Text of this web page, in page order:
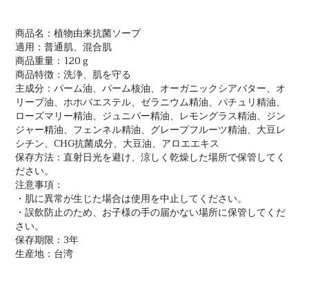
商品名：植物由来抗菌ソープ
適用：普通肌、混合肌
商品重量：120 g
商品特徴：洗浄、肌を守る
主成分：パーム油、パーム核油、オーガニックシアバター、オ
リーブ油、ホホバエステル、ゼラニウム精油、パチュリ精油、
ローズマリー精油、ジュニパー精油、レモングラス精油、ジン
ジャー精油、フェンネル精油、グレープフルーツ精油、大豆レ
シチン、CHG抗菌成分、大豆油、アロエエキス
保存方法：直射日光を避け、涼しく乾燥した場所で保管してく
ださい。
注意事項：
・肌に異常が生じた場合は使用を中止してください。
・誤飲防止のため、お子様の手の届かない場所に保管してくだ
さい。
保存期限：3年
生産地：台湾